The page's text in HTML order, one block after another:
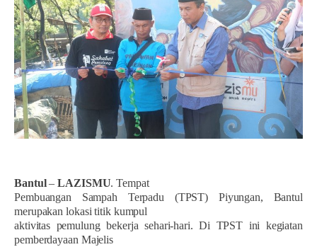
Bantul–LAZISMU. Tempat
Pembuangan Sampah Terpadu (TPST) Piyungan, Bantul
merupakan lokasi titik kumpul
aktivitas pemulung bekerja sehari-hari. Di TPST ini kegiatan
pemberdayaan Majelis